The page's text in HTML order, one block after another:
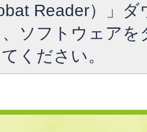
Reader）」
ソフトウェア
ください。